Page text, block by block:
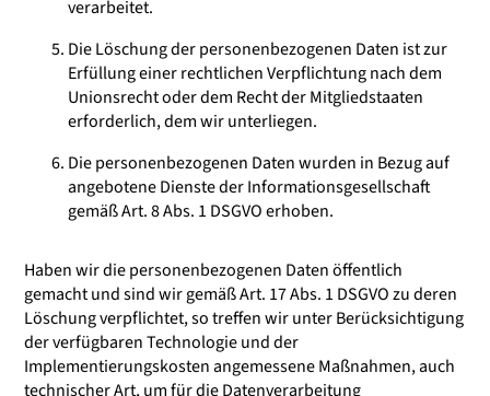
verarbeitet.
Die Löschung der personenbezogenen Daten ist zur
Erfüllung einer rechtlichen Verpflichtung nach dem
Unionsrecht oder dem Recht der Mitgliedstaaten
erforderlich, dem wir unterliegen.
Die personenbezogenen Daten wurden in Bezug auf
angebotene Dienste der Informationsgesellschaft
gemäß Art. 8 Abs. 1 DSGVO erhoben.
Haben wir die personenbezogenen Daten öffentlich
gemacht und sind wir gemäß Art. 17 Abs. 1 DSGVO zu deren
Löschung verpflichtet, so treffen wir unter Berücksichtigung
der verfügbaren Technologie und der
Implementierungskosten angemessene Maßnahmen, auch
technischer Art, um für die Datenverarbeitung